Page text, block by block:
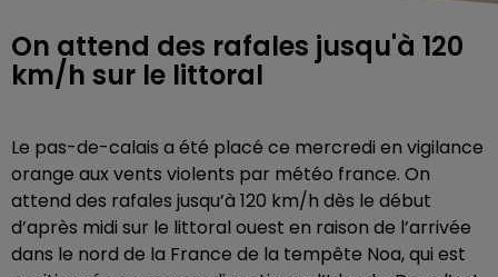
On attend des rafales jusqu'à 120
km/h sur le littoral
Le pas-de-calais a été placé ce mercredi en vigilance
orange aux vents violents par météo france. On
attend des rafales jusqu’à 120 km/h dès le début
d’après midi sur le littoral ouest en raison de l’arrivée
dans le nord de la France de la tempête Noa, qui est